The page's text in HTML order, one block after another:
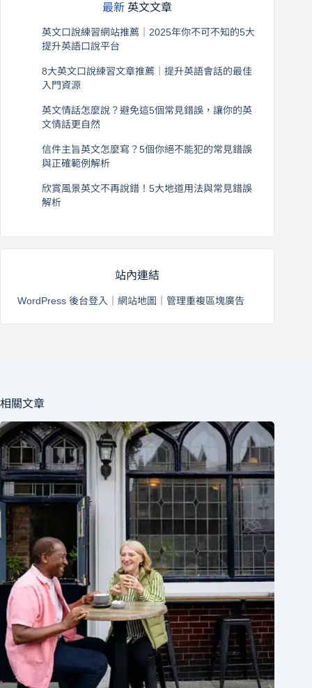
最新 英文文章
英文口說練習網站推薦｜2025年你不可不知的5大
提升英語口說平台
8大英文口說練習文章推薦｜提升英語會話的最佳
入門資源
英文情話怎麼說？避免這5個常見錯誤，讓你的英
文情話更自然
信件主旨英文怎麼寫？5個你絕不能犯的常見錯誤
與正確範例解析
欣賞風景英文不再說錯！5大地道用法與常見錯誤
解析
站內連結
WordPress 後台登入 網站地圖 管理重複區塊廣告
相關文章